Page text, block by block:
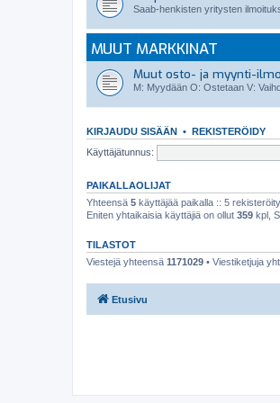
Saab-henkisten yritysten
MUUT MARKKINAT
Muut osto- ja myynti-
M: Myydään O: Ostetaan V:
KIRJAUDU SISÄÄN • REKISTERÖIDY
Käyttäjätunnus:
PAIKALLAOLIJAT
Yhteensä 5 käyttäjää paikalla :: 5
Eniten yhtaikaisia käyttäjiä on ollut 359 kpl,
TILASTOT
Viestejä yhteensä 1171029 • Viestiketjuja
Etusivu